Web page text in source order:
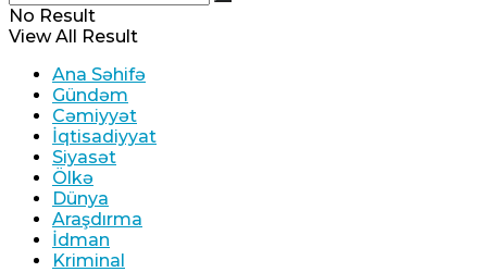
No Result
View All Result
Ana Səhifə
Gündəm
Cəmiyyət
İqtisadiyyat
Siyasət
Ölkə
Dünya
Araşdırma
İdman
Kriminal